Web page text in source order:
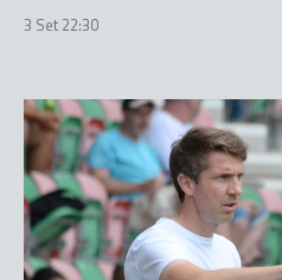
3 Set 22:30